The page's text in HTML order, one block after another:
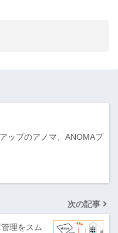
ップのアノマ、ANOMAプ
次の記事
理をスム